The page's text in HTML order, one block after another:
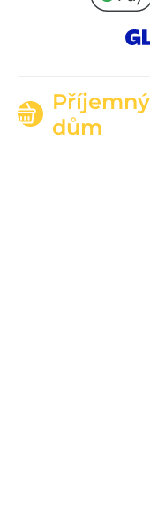
Příjemný
dům